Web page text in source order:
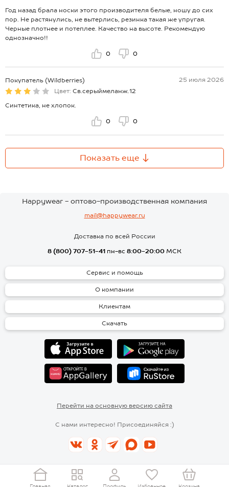
Год назад брала носки этого производителя белые, ношу до сих
пор. Не растянулись, не вытерлись, резинка такая же упругая.
Черные плотнее и потеплее. Качество на высоте. Рекомендую
однозначно!!
0 0
Покупатель (Wildberries)
25 июля 2026
Цвет: Св.серыймеланж.12
Синтетика, не хлопок.
0 0
Показать еще
Happywear - оптово-производственная компания
mail@happywear.ru
Доставка по всей России
8 (800) 707-51-41 пн-вс 8:00-20:00 МСК
Сервис и помощь
О компании
Клиентам
Скачать
Перейти на основную версию сайта
С нами интересно! Присоединяйся :)